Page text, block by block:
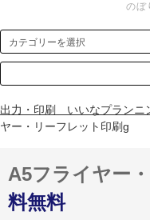
のぼ
出力・印刷 いいなプランニ
ヤー・リーフレット印刷g
A5フライヤー
料無料